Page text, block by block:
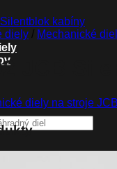
diely / Mechanické
JCB
diely na stroje JCB